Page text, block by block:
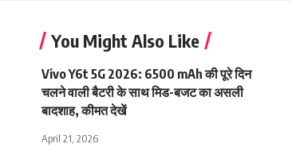
You Might Also Like
Vivo Y6t 5G 2026: 6500 mAh की पूरे दिन
चलने वाली बैटरी के साथ मिड-बजट का असली
बादशाह, कीमत देखें
April 21, 2026